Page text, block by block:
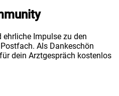
ehrliche Impulse zu den
Als Dankeschön
dein Arztgespräch kostenlos